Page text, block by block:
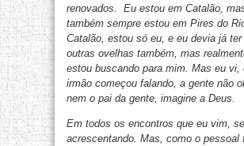
renovados. Eu estou em Catalão,
também sempre estou em Pires do
Catalão, estou só eu, e eu devia já
outras ovelhas também, mas
estou buscando para mim. Mas eu vi,
irmão começou falando, a gente não
nem o pai da gente, imagine a Deus.
Em todos os encontros que eu vim,
acrescentando. Mas, como o pessoal